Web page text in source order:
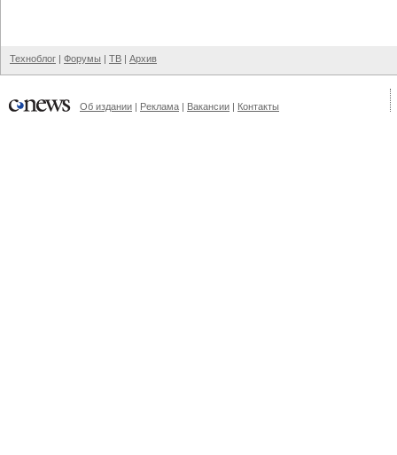
Техноблог | Форумы | ТВ | Архив
Об издании | Реклама | Вакансии | Контакты